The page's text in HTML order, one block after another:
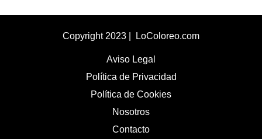
Copyright 2023 | LoColoreo.com
Aviso Legal
Política de Privacidad
Política de Cookies
Nosotros
Contacto